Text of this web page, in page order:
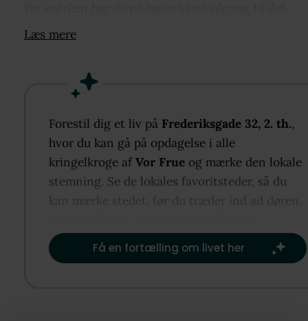
rummelige køkken, som byder på et hyggeligt kig
Stuen åbner sig derefter med en behagelig
både ophold og samvær.
Lejligheden fortsætter på førstesalen, hvor der er
indrettet soveværelse og kontor. Her får du en
afskærmet afdeling med et fint kig til fællesgården.
En bolig med en god opdeling mellem ophold og
Område
Læs mere
Forestil dig et liv på Frederiksgade 32, 2. th.,
hvor du kan gå på opdagelse i alle
kringelkroge afVor Frue og mærke den lokale
stemning. Se de lokales favoritsteder, så du
kan mærke stedet, før du træder ind ad døren,
Få en fortælling om livet her